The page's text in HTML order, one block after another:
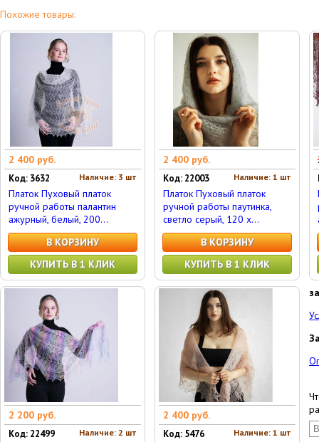
Похожие товары:
2 400 руб.
Наличие: 3 шт
Код: 3632
Платок Пуховый платок
ручной работы палантин
ажурный, белый, 200...
В КОРЗИНУ
КУПИТЬ В 1 КЛИК
2 400 руб.
Наличие: 1 шт
Код: 22003
Платок Пуховый платок
ручной работы паутинка,
светло серый, 120 x...
В КОРЗИНУ
КУПИТЬ В 1 КЛИК
2 200 руб.
Наличие: 2 шт
Код: 22499
2 400 руб.
Наличие: 1 шт
Код: 5476